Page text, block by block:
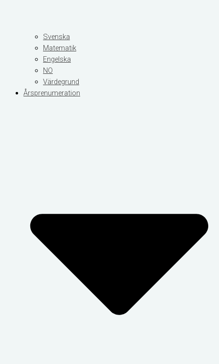
Svenska
Matematik
Engelska
NO
Värdegrund
Årsprenumeration